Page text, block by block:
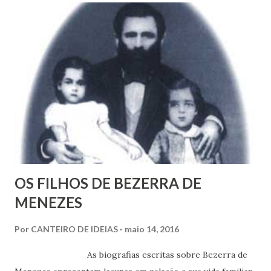
OS FILHOS DE BEZERRA DE
MENEZES
Por CANTEIRO DE IDEIAS maio 14, 2016
As biografias escritas sobre Bezerra de